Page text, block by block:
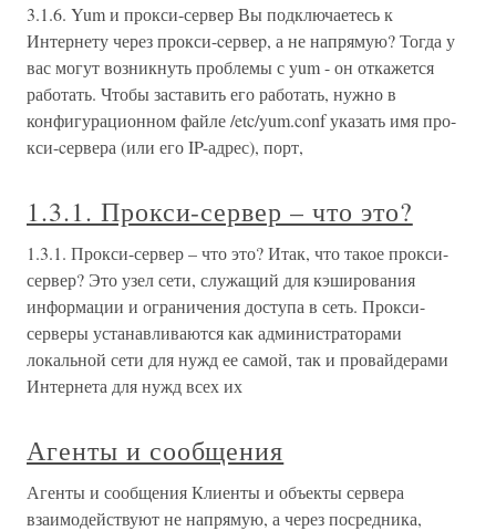
3.1.6. Yum и прокси-сервер Вы подключаетесь к
Интернету через прокси-cервеp, а не напрямую? Тогда у
вас могут возникнуть проблемы с yum - он откажется
работать. Чтобы заставить его работать, нужно в
конфигурационном файле /etc/yum.conf указать имя про-
кси-cервера (или его IP-адрес), порт,
1.3.1. Прокси-сервер – что это?
1.3.1. Прокси-сервер – что это? Итак, что такое прокси-
сервер? Это узел сети, служащий для кэширования
информации и ограничения доступа в сеть. Прокси-
серверы устанавливаются как администраторами
локальной сети для нужд ее самой, так и провайдерами
Интернета для нужд всех их
Агенты и сообщения
Агенты и сообщения Клиенты и объекты сервера
взаимодействуют не напрямую, а через посредника,